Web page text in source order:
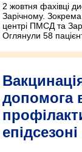
2 жовтня фахівці
Зарічному.
центрі ПМСД та
Оглянули 58
допомога